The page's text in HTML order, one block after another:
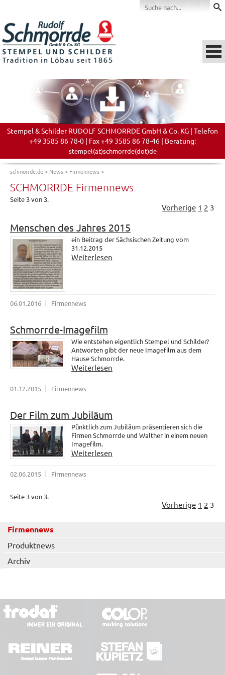
Stempel & Schilder RUDOLF SCHMORRDE GmbH & Co. KG | Telefon
+49 3585 86 78-0 | Fax +49 3585 86 78-46 | Beratung:
stempel(at)schmorrde(dot)de
schmorrde.de> News> Firmennews>
SCHMORRDE Firmennews
Seite 3 von 3.
Vorherige 1 2 3
Menschen des Jahres 2015
ein Beitrag der Sächsischen Zeitung vom
31.12.2015
Weiterlesen
06.01.2016 Firmennews
Schmorrde-Imagefilm
Wie entstehen eigentlich Stempel und Schilder?
Antworten gibt der neue Imagefilm aus dem
Hause Schmorrde.
Weiterlesen
01.12.2015 Firmennews
Der Film zum Jubiläum
Pünktlich zum Jubiläum präsentieren sich die
Firmen Schmorrde und Walther in einem neuen
Imagefilm.
Weiterlesen
02.06.2015 Firmennews
Seite 3 von 3.
Vorherige 1 2 3
Firmennews
Produktnews
Archiv